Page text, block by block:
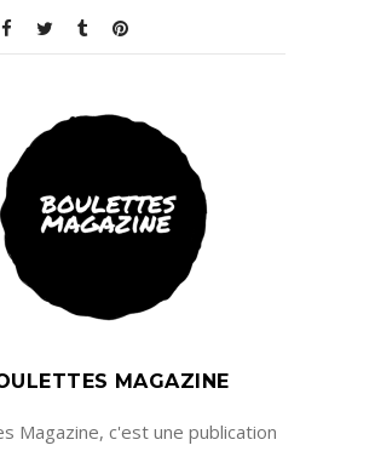
MAGAZINE
Magazine, c'est une publication